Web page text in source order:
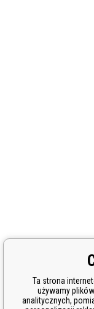
Ta strona
używamy
analitycznych,